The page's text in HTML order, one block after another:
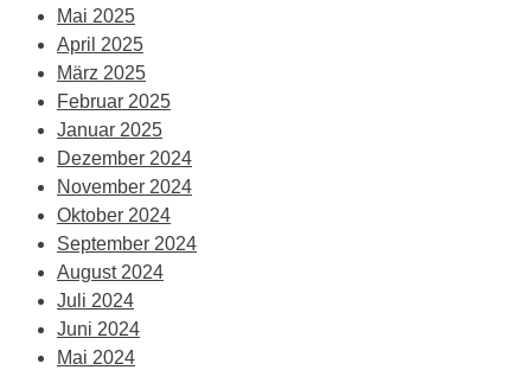
Mai 2025
April 2025
März 2025
Februar 2025
Januar 2025
Dezember 2024
November 2024
Oktober 2024
September 2024
August 2024
Juli 2024
Juni 2024
Mai 2024